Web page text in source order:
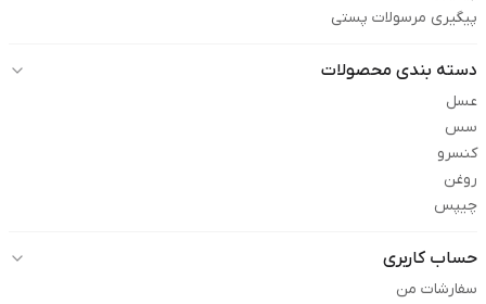
پیگیری مرسولات پستی
دسته بندی محصولات
عسل
سس
کنسرو
روغن
چیپس
حساب کاربری
سفارشات من